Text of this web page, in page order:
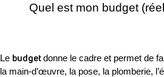
Quel est mon budget
Le budget donne le cadre et permet de
la main-d’œuvre, la pose, la plomberie,